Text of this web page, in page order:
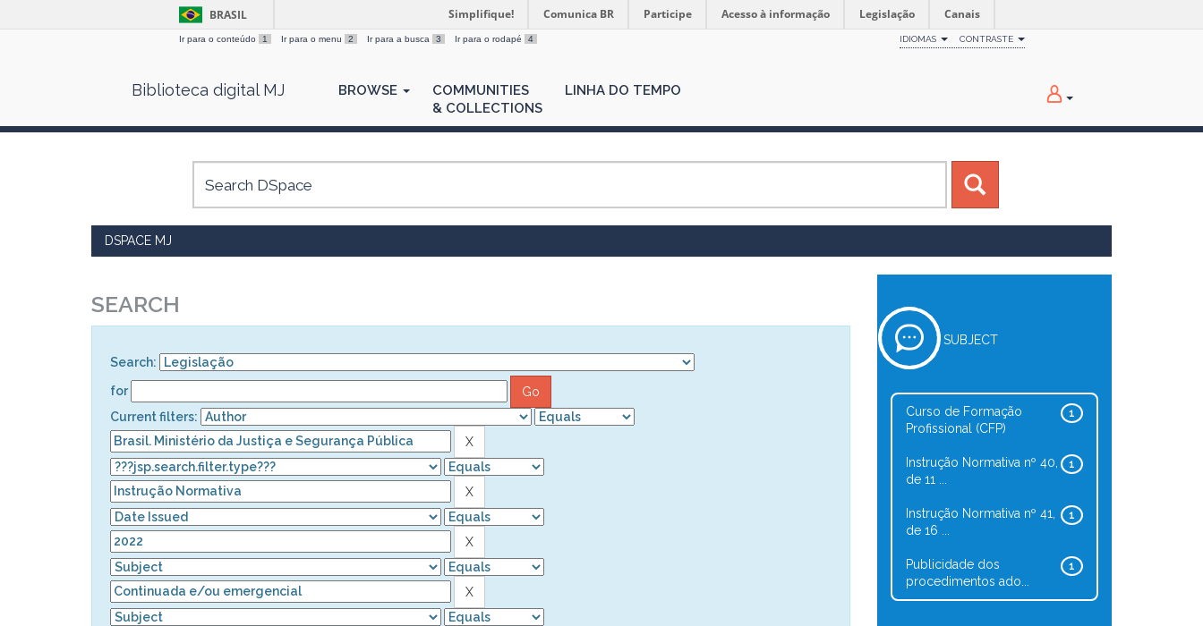
BRASIL Simplifique! Comunica BR Participe Acesso à informação Legislação Canais
Ir para o conteúdo 1 Ir para o menu 2 Ir para a busca 3 Ir para o rodapé 4 IDIOMAS CONTRASTE
Biblioteca digital MJ BROWSE
COMMUNITIES
& COLLECTIONS
LINHA DO TEMPO
DSPACE MJ
SEARCH
Search:
for
Current filters:
SUBJECT
1
Curso de Formação
Profissional (CFP)
1
Instrução Normativa nº 40,
de 11 ...
1
Instrução Normativa nº 41,
de 16 ...
1
Publicidade dos
procedimentos ado...